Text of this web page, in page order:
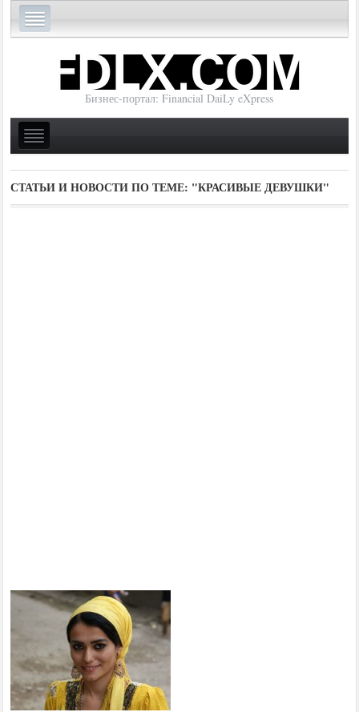
Бизнес-портал: Financial DaiLy eXpress
СТАТЬИ И НОВОСТИ ПО ТЕМЕ: "КРАСИВЫЕ ДЕВУШКИ"